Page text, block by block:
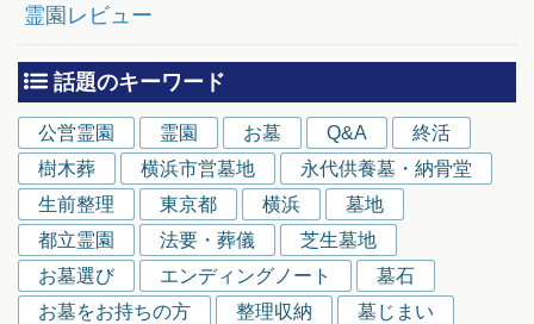
霊園レビュー
話題のキーワード
公営霊園 霊園 お墓 Q&A
終活
樹木葬
横浜市営墓地
永代供養墓・納骨堂
生前整理
東京都 横浜
墓地
都立霊園
法要・葬儀
芝生墓地
お墓選び
エンディングノート
墓石
お墓をお持ちの方
整理収納
墓じまい